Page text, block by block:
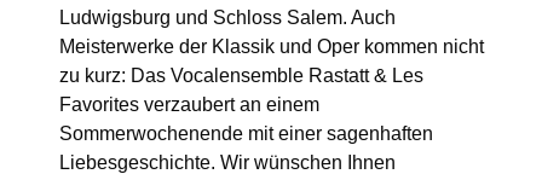
Ludwigsburg und Schloss Salem. Auch
Meisterwerke der Klassik und Oper kommen nicht
zu kurz: Das Vocalensemble Rastatt & Les
Favorites verzaubert an einem
Sommerwochenende mit einer sagenhaften
Liebesgeschichte. Wir wünschen Ihnen